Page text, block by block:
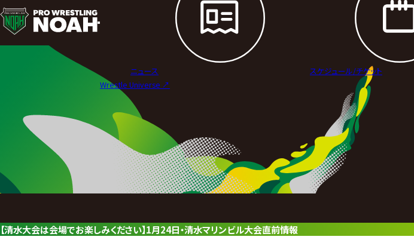
ニ
ュ
レ
ス
リ
ニュース スケジュール/チケット
Wrestle Universe ↗︎
【清水大会は会場でお楽しみください】1月24日・清水マリンビル大会直前情報